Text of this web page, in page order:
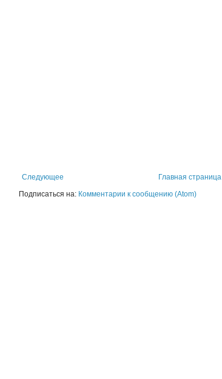
Следующее
Главная страница
Подписаться на: Комментарии к сообщению (Atom)